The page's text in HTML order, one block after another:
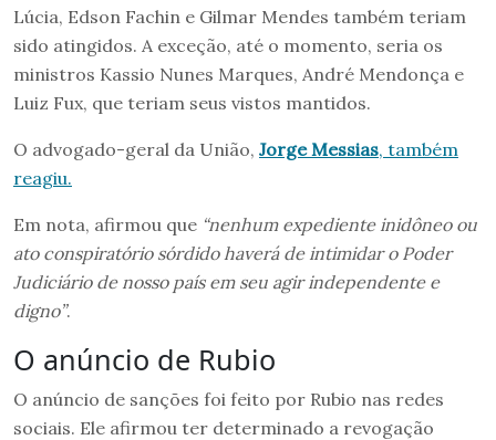
Lúcia, Edson Fachin e Gilmar Mendes também teriam
sido atingidos. A exceção, até o momento, seria os
ministros Kassio Nunes Marques, André Mendonça e
Luiz Fux, que teriam seus vistos mantidos.
O advogado-geral da União, Jorge Messias, também
reagiu.
Em nota, afirmou que “nenhum expediente inidôneo ou
ato conspiratório sórdido haverá de intimidar o Poder
Judiciário de nosso país em seu agir independente e
digno”.
O anúncio de Rubio
O anúncio de sanções foi feito por Rubio nas redes
sociais. Ele afirmou ter determinado a revogação